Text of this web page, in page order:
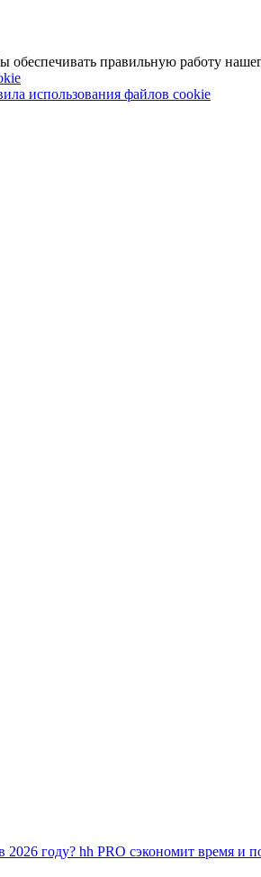
правильную работу
использования файлов cookie